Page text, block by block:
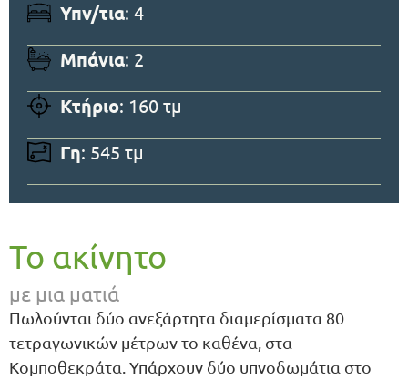
Υπν/τια: 4
Μπάνια: 2
Κτήριο: 160 τμ
Γη: 545 τμ
Το ακίνητο
με μια ματιά
Πωλούνται δύο ανεξάρτητα διαμερίσματα 80
τετραγωνικών μέτρων το καθένα, στα
Κομποθεκράτα. Υπάρχουν δύο υπνοδωμάτια στο